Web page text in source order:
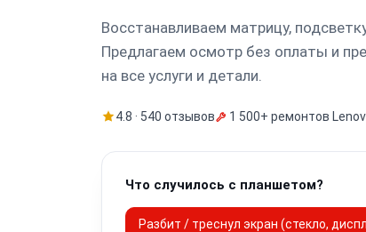
Восстанавливаем матрицу,
Предлагаем осмотр без оплаты и
на все услуги и детали.
4.8 · 540 отзывов 1 500+ ремонтов
Что случилось с планшетом?
Разбит / треснул экран (стекло,